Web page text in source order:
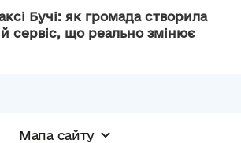
Бучі: як громада створила
сервіс, що реально змінює
Мапа сайту